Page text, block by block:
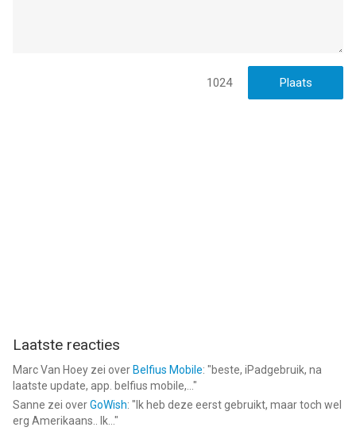
1024
Laatste reacties
Marc Van Hoey zei over Belfius Mobile: "beste, iPadgebruik, na
laatste update, app. belfius mobile,... "
Sanne zei overGoWish: " Ik heb deze eerst gebruikt, maar toch wel
erg Amerikaans.. Ik... "